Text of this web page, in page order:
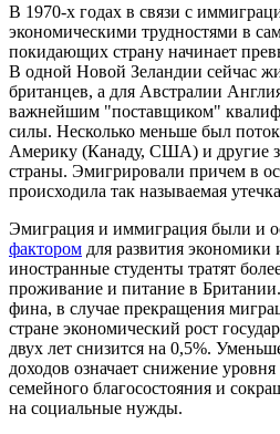
В 1970-х годах в связи с
экономическими трудностями в
покидающих страну начинает
В одной Новой Зеландии сейчас
британцев, а для Австралии
важнейшим "поставщиком"
силы. Несколько меньше был
Америку (Канаду, США) и другие
страны. Эмигрировали причем в
происходила так называемая
Эмиграция и иммиграция были и
фактором для развития экономики
иностранные студенты тратят
проживание и питание в
фина, в случае прекращения
стране экономический рост
двух лет снизится на 0,5%.
доходов означает снижение
семейного благосостояния и
на социальные нужды.